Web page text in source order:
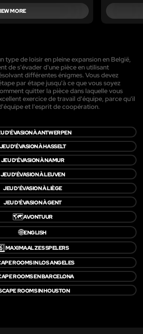
MORE
type de loisir en pleine expansion en België,
de s'évader d'une pièce en utilisant
différentes énigmes. Vous devez
par étape jusqu'à ce que vous soyez
quitter la pièce dans laquelle vous
exercice de travail d'équipe, parce qu'il
et l'esprit de coopération.
D'ÉVASION À ANTWERPEN
JEU D'ÉVASION À HASSELT
JEU D'ÉVASION À NAMUR
JEU D'ÉVASION À LEUVEN
JEU D'ÉVASION À LIÈGE
JEU D'ÉVASION À GENT
🗺️AVONTUUR
🌐ENGLISH
MAXIMAAL ZES SPELERS
ROOMS IN LOS ANGELES
ROOMS EN BARCELONA
ROOMS IN HOUSTON